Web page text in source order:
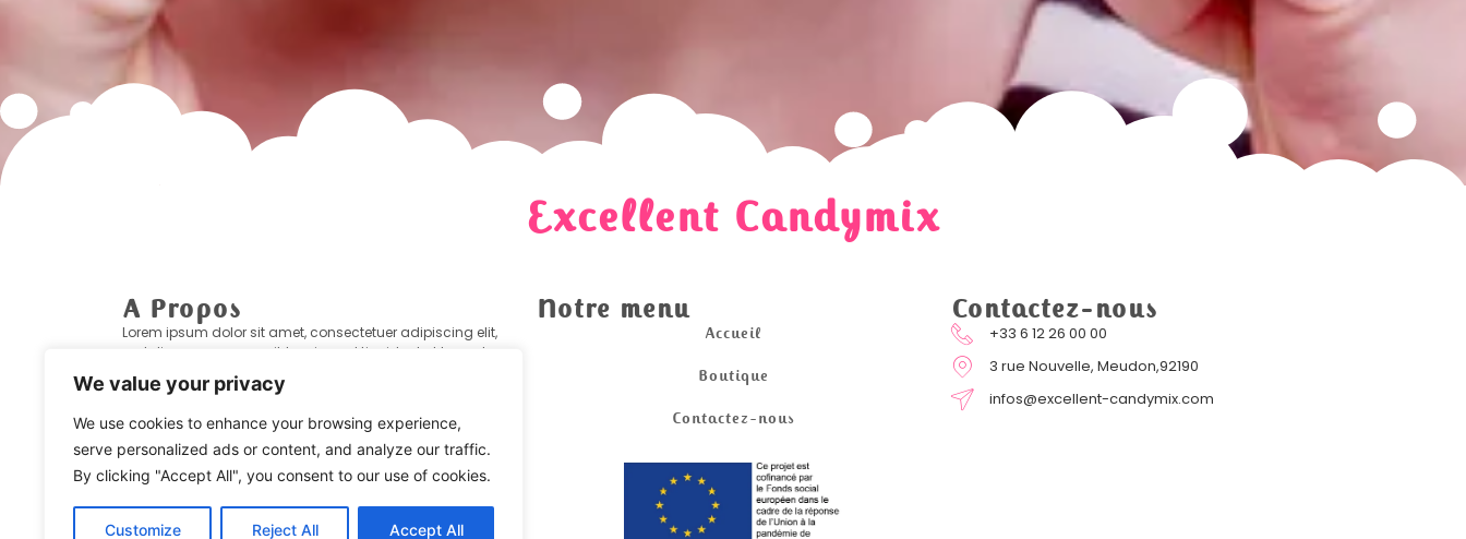
We value your privacy
We use cookies to enhance your browsing experience,
serve personalized ads or content, and analyze our traffic.
By clicking "Accept All", you consent to our use of cookies.
Customize Reject All Accept All
Excellent Candymix
A Propos
Lorem ipsum dolor sit amet, consectetuer adipiscing elit,
sed diam nonummy nibh euismod tincidunt ut laoreet
dolore magna aliquam erat volutpat. Ut wisi enim ad
minim veniam, quis nostrud exerci tation ullamcorper
Notre menu
Accueil
Boutique
Contactez-nous
Contactez-nous
+33 6 12 26 00 00
3 rue Nouvelle, Meudon,92190
infos@excellent-candymix.com